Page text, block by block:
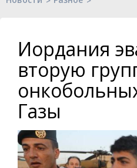
Иордания
вторую
Газы